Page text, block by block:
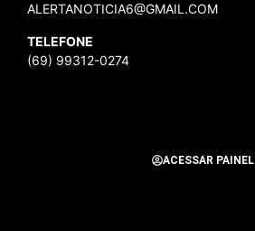
ALERTANOTICIA6@GMAIL.COM
TELEFONE
(69) 99312-0274
ACESSAR PAINEL